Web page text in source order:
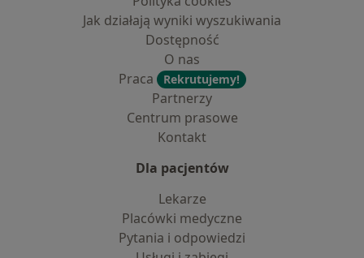
Jak działają wyniki wyszukiwania
Dostępność
O nas
Praca
Rekrutujemy!
Partnerzy
Centrum prasowe
Kontakt
Dla pacjentów
Lekarze
Placówki medyczne
Pytania i odpowiedzi